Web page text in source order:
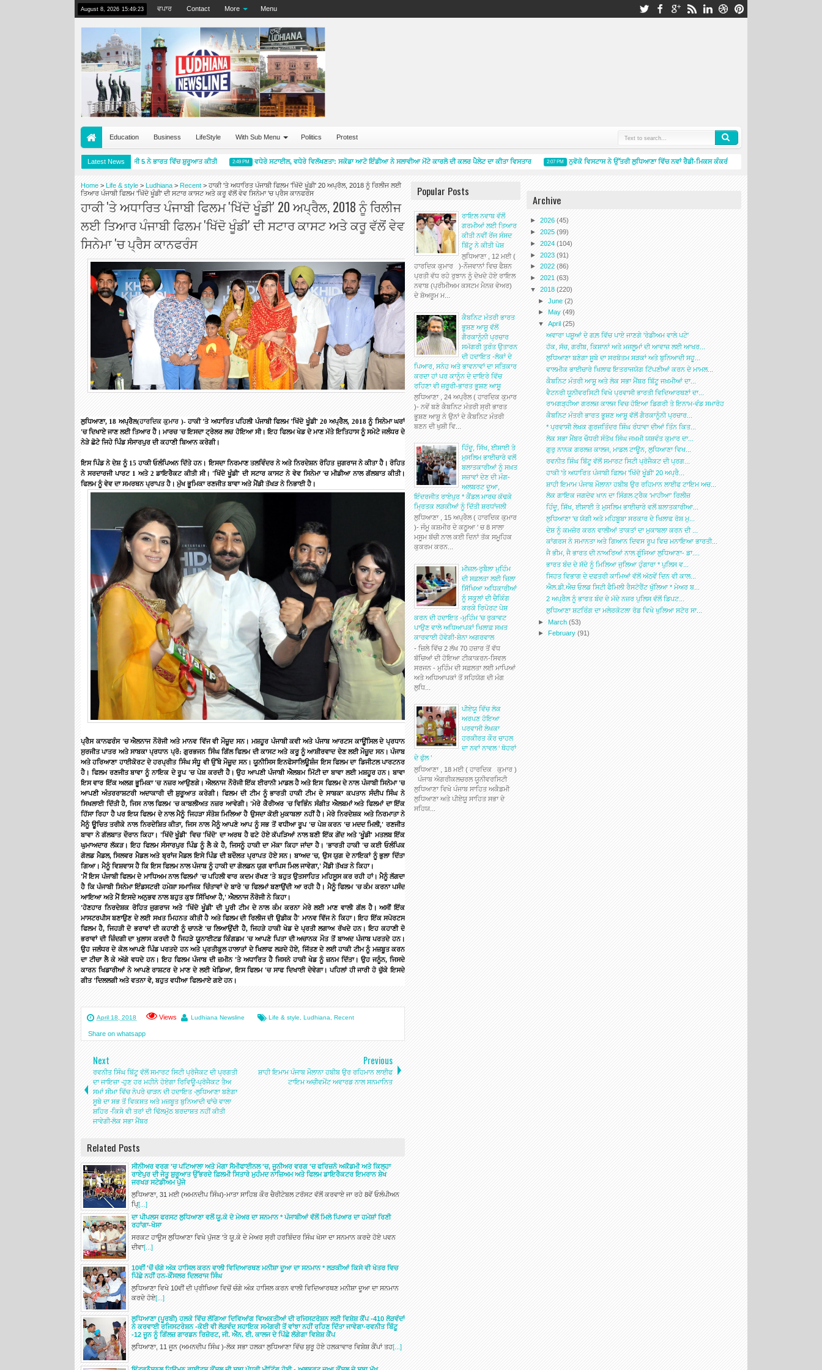
August 8, 2026 15:49:24 ਵਪਾਰ Contact More Menu
Education Business LifeStyle With Sub Menu Politics Protest
Latest News
ਮਿਸ਼ੇਲਿਨ ਪ੍ਰਾਈਮੈਸੀ 5 ਨੇ ਭਾਰਤ ਵਿੱਚ ਸ਼ੁਰੂਆਤ ਕੀਤੀ 2:49 PM ਵਧੇਰੇ ਸਟਾਈਲ, ਵਧੇਰੇ ਵਿਲੱਖਣਤਾ: ਸਕੋਡਾ ਆਟੋ ਇੰਡੀਆ ਨੇ ਸਲਾਵੀਆ ਮੋਂਟੇ ਕਾਰਲੋ ਦੀ ਕਲਰ ਪੈਲੇਟ ਦਾ ਕੀਤਾ ਵਿਸਤਾਰ 2:07 PM ਨੁਵੋਕੋ ਵਿਸਟਾਸ ਨੇ ਉੱਤਰੀ ਲੁਧਿਆਣਾ ਵਿੱਚ ਨਵਾਂ ਰੈਡੀ-ਮਿਕਸ ਕੰਕਰੀਟ ਪਲਾਂਟ ਸ਼ੁਰੂ ਕਰਕੇ ਲੁਧਿਆਣਾ ਵਿੱਚ
Home > Life & style > Ludhiana > Recent >ਹਾਕੀ 'ਤੇ ਅਧਾਰਿਤ ਪੰਜਾਬੀ ਫਿਲਮ 'ਖਿੱਦੋ ਖੂੰਡੀ' 20 ਅਪ੍ਰੈਲ, 2018 ਨੂੰ ਰਿਲੀਜ ਲਈ
ਤਿਆਰ ਪੰਜਾਬੀ ਫਿਲਮ 'ਖਿੱਦੋ ਖੂੰਡੀ' ਦੀ ਸਟਾਰ ਕਾਸਟ ਅਤੇ ਕਰੂ ਵੱਲੋਂ ਵੇਵ ਸਿਨੇਮਾ 'ਚ ਪ੍ਰੈਸ ਕਾਨਫਰੰਸ
ਹਾਕੀ 'ਤੇ ਅਧਾਰਿਤ ਪੰਜਾਬੀ ਫਿਲਮ 'ਖਿੱਦੋ ਖੂੰਡੀ' 20 ਅਪ੍ਰੈਲ, 2018 ਨੂੰ ਰਿਲੀਜ
ਲਈ ਤਿਆਰ ਪੰਜਾਬੀ ਫਿਲਮ 'ਖਿੱਦੋ ਖੂੰਡੀ' ਦੀ ਸਟਾਰ ਕਾਸਟ ਅਤੇ ਕਰੂ ਵੱਲੋਂ ਵੇਵ
ਸਿਨੇਮਾ 'ਚ ਪ੍ਰੈਸ ਕਾਨਫਰੰਸ
ਲੁਧਿਆਣਾ, 18 ਅਪ੍ਰੈਲ(ਹਾਰਦਿਕ ਕੁਮਾਰ )-ਹਾਕੀ'ਤੇ ਅਧਾਰਿਤ ਪਹਿਲੀ ਪੰਜਾਬੀ ਫਿਲਮ'ਖਿੱਦੋ ਖੂੰਡੀ' 20ਅਪ੍ਰੈਲ, 2018ਨੂੰ ਸਿਨੇਮਾ ਘਰਾਂ
'ਚ ਦਿਖਾਏ ਜਾਣ ਲਈ ਤਿਆਰ ਹੈ। ਮਾਰਚ'ਚ ਇਸਦਾ ਟ੍ਰੇਲਰ ਲਚ ਹੋਇਆ ਸੀ। ਇਹ ਫਿਲਮ ਖੇਡ ਦੇ ਮਾਣ ਮੱਤੇ ਇਤਿਹਾਸ ਨੂੰ ਸਮੇਟੇ ਜਲੰਧਰ ਦੇ
ਨੇੜੇ ਛੋਟੇ ਜਿਹੇ ਪਿੰਡ ਸੰਸਾਰਪੁਰ ਦੀ ਕਹਾਣੀ ਬਿਆਨ ਕਰੇਗੀ।
ਇਸ ਪਿੰਡ ਨੇ ਦੇਸ਼ ਨੂੰ15 ਹਾਕੀ ਓਲੰਪਿਅਨ ਦਿੱਤੇ ਹਨ। ਇਸਦਾ ਨਿਰਮਾਣ ਤਲਵਿੰਦਰ ਨੇ ਅਤੇ ਨਿਰਦੇਸ਼ਨ ਰੋਹਿਤ ਜੁਗਰਾਜ ਨੇ ਕੀਤਾ ਹੈ। ਰੋਹਿਤ
ਨੇ ਸਰਦਾਰਜੀ ਪਾਰਟ1 ਅਤੇ2ਡਾਇਰੈਕਟ ਕੀਤੀ ਸੀ। 'ਖਿੱਦੋ ਖੂੰਡੀ' ਦੀ ਸਟਾਰ ਕਾਸਟ ਨੇ ਵੇਵ ਸਿਨੇਮਾ'ਚ ਮੀਡੀਆ ਨਾਲ ਗੱਲਬਾਤ ਕੀਤੀ।
ਫਿਲਮ ਨੂੰ ਵੇਵ ਦਾ ਸਮਰਥਨ ਪ੍ਰਾਪਤ ਹੈ। ਮੁੱਖ ਭੂਮਿਕਾ ਰਣਜੀਤ ਬਾਵਾ ਅਤੇ ਮੈਂਡੀ ਤੱਖੜ ਨੇ ਨਿਭਾਈ ਹੈ।
ਪ੍ਰੈਸ ਕਾਨਫਰੰਸ'ਚ ਐਲਨਾਜ ਨੌਰੋਜੀ ਅਤੇ ਮਾਨਵ ਵਿੱਜ ਵੀ ਮੌਜ਼ੂਦ ਸਨ। ਮਸ਼ਹੂਰ ਪੰਜਾਬੀ ਕਵੀ ਅਤੇ ਪੰਜਾਬ ਆਰਟਸ ਕਾਊਂਸਿਲ ਦੇ ਪ੍ਰਧਾਨ
ਸੁਰਜੀਤ ਪਾਤਰ ਅਤੇਸਾਬਕਾ ਪ੍ਰਧਾਨ ਪ੍ਰੋ:ਗੁਰਭਜਨ ਸਿੰਘ ਗਿੱਲ ਫਿਲਮ ਦੀ ਕਾਸਟ ਅਤੇ ਕਰੂ ਨੂੰ ਆਸ਼ੀਰਵਾਦ ਦੇਣ ਲਈ ਮੌਜ਼ੂਦ ਸਨ। ਪੰਜਾਬ
ਅਤੇ ਹਰਿਆਣਾ ਹਾਈਕੋਰਟ ਦੇ ਹਰਪ੍ਰੀਤ ਸਿੰਘ ਸੰਧੂ ਵੀ ਉੱਥੇ ਮੌਜ਼ੂਦ ਸਨ। ਯੂਨੀਸਿਸ ਇਨਫੋਸਾਲਿਊਸ਼ੰਜ ਇਸ ਫਿਲਮ ਦਾ ਡਿਜੀਟਲ ਪਾਰਟਨਰ
ਹੈ। ਫਿਲਮ ਰਣਜੀਤ ਬਾਵਾ ਨੂੰ ਨਾਇਕ ਦੇ ਰੂਪ'ਚ ਪੇਸ਼ ਕਰਦੀ ਹੈ। ਉਹ ਆਪਣੀ ਪੰਜਾਬੀ ਐਲਬਮ ਮਿੱਟੀ ਦਾ ਬਾਵਾ ਲਈ ਮਸ਼ਹੂਰ ਹਨ। ਬਾਵਾ
ਇਸ ਵਾਰ ਇੱਕ ਅਲਗ ਭੂਮਿਕਾ'ਚ ਨਜ਼ਰ ਆਉਣਗੇ। ਐਲਨਾਜ ਨੌਰੋਜੀ ਇੱਕ ਈਰਾਨੀ ਮਾਡਲ ਹੈ ਅਤੇ ਇਸ ਫਿਲਮ ਦੇ ਨਾਲ ਪੰਜਾਬੀ ਸਿਨੇਮਾ'ਚ
ਆਪਣੀ ਅੰਤਰਰਾਸ਼ਟਰੀ ਅਦਾਕਾਰੀ ਦੀ ਸ਼ੁਰੂਆਤ ਕਰੇਗੀ। ਫਿਲਮ ਦੀ ਟੀਮ ਨੂੰ ਭਾਰਤੀ ਹਾਕੀ ਟੀਮ ਦੇ ਸਾਬਕਾ ਕਪਤਾਨ ਸੰਦੀਪ ਸਿੰਘ ਨੇ
ਸਿਖਲਾਈ ਦਿੱਤੀ ਹੈ, ਜਿਸ ਨਾਲ ਫਿਲਮ'ਚ ਕਾਬਲੀਅਤ ਨਜ਼ਰ ਆਵੇਗੀ। 'ਮੇਰੇ ਕੈਰੀਅਰ'ਚ ਵਿਭਿੰਨ ਸੰਗੀਤ ਐਲਬਮਾਂ ਅਤੇ ਫਿਲਮਾਂ ਦਾ ਇੱਕ
ਹਿੱਸਾ ਰਿਹਾ ਹੈ ਪਰ ਇਯ ਫਿਲਮ ਦੇ ਨਾਲ ਮੈਨੂੰ ਜਿਹੜਾ ਸੰਤੋਸ਼ ਮਿਲਿਆ ਹੈ ਉਸਦਾ ਕੋਈ ਮੁਕਾਬਲਾ ਨਹੀਂ ਹੈ। ਮੇਰੇ ਨਿਰਦੇਸ਼ਕ ਅਤੇ ਨਿਰਮਾਤਾ ਨੇ
ਮੈਨੂੰ ਊਚਿਤ ਤਰੀਕੇ ਨਾਲ ਨਿਰਦੇਸ਼ਿਤ ਕੀਤਾ,ਜਿਸ ਨਾਲ ਮੈਨੂੰ ਆਪਣੇ ਆਪ ਨੂੰ ਸਭ ਤੋਂ ਵਧੀਆ ਰੂਪ'ਚ ਪੇਸ਼ ਕਰਨ'ਚ ਮਦਦ ਮਿਲੀ,'ਰਣਜੀਤ
ਬਾਵਾ ਨੇ ਗੱਲਬਾਤ ਦੌਰਾਨ ਕਿਹਾ। 'ਖਿੱਦੋ ਖੂੰਡੀ' ਵਿਚ'ਖਿੱਦੋ' ਦਾ ਅਰਥ ਹੈ ਫਟੇ ਹੋਏ ਕੱਪੜਿਆਂ ਨਾਲ ਬਣੀ ਇੱਕ ਗੇਂਦ ਅਤੇ'ਖੂੰਡੀ' ਮਤਲਬ ਇੱਕ
ਘੁਮਾਅਦਾਰ ਲੱਕੜ। ਇਹ ਫਿਲਮ ਸੰਸਾਰਪੁਰ ਪਿੰਡ ਨੂੰ ਲੈ ਕੇ ਹੈ, ਜਿਸਨੂੰ ਹਾਕੀ ਦਾ ਮੱਕਾ ਕਿਹਾ ਜਾਂਦਾ ਹੈ। 'ਭਾਰਤੀ ਹਾਕੀ'ਚ ਕਈ ਓਲੰਪਿਕ
ਗੋਲਡ ਮੈਡਲ,ਸਿਲਵਰ ਮੈਡਲ ਅਤੇ ਬ੍ਰਾਂਜ ਮੈਡਲ ਇਸੇ ਪਿੰਡ ਦੀ ਬਦੌਲਤ ਪ੍ਰਾਪਤ ਹੋਏ ਸਨ। ਬਾਅਦ'ਚ, ਉਸ ਯੁਗ ਦੇ ਨਾਇਕਾਂ ਨੂੰ ਭੁਲਾ ਦਿੱਤਾ
ਗਿਆ। ਮੈਨੂੰ ਵਿਸ਼ਵਾਸ ਹੈ ਕਿ ਇਸ ਫਿਲਮ ਨਾਲ ਪੰਜਾਬ ਨੂੰ ਹਾਕੀ ਦਾ ਗੋਲਡਨ ਯੁਗ ਵਾਪਿਸ ਮਿਲ ਜਾਵੇਗਾ,' ਮੈਂਡੀ ਤੱਖੜ ਨੇ ਕਿਹਾ।
'ਮੈਂ ਇਸ ਪੰਜਾਬੀ ਫਿਲਮ ਦੇ ਮਾਧਿਅਮ ਨਾਲ ਫਿਲਮਾਂ'ਚ ਪਹਿਲੀ ਵਾਰ ਕਦਮ ਰੱਖਣ'ਤੇ ਬਹੁਤ ਉਤਸਾਹਿਤ ਮਹਿਸੂਸ ਕਰ ਰਹੀ ਹਾਂ। ਮੈਨੂੰ ਲੱਗਦਾ
ਹੈ ਕਿ ਪੰਜਾਬੀ ਸਿਨੇਮਾ ਇੰਡਸਟਰੀ ਹਮੇਸ਼ਾ ਸਮਾਜਿਕ ਚਿੰਤਾਵਾਂ ਦੇ ਬਾਰੇ'ਚ ਫਿਲਮਾਂ ਬਣਾਉਂਦੀ ਆ ਰਹੀ ਹੈ। ਮੈਨੂੰ ਫਿਲਮ'ਚ ਕੰਮ ਕਰਨਾ ਪਸੰਦ
ਆਇਆ ਅਤੇ ਮੈਂ ਇਸਦੇ ਅਨੁਭਵ ਨਾਲ ਬਹੁਤ ਕੁਝ ਸਿੱਖਿਆ ਹੈ,' ਐਲਨਾਜ ਨੌਰੋਜੀ ਨੇ ਕਿਹਾ।
'ਹੋਣਹਾਰ ਨਿਰਦੇਸ਼ਕ ਰੋਹਿਤ ਜੁਗਰਾਜ ਅਤੇ'ਖਿੱਦੋ ਖੂੰਡੀ'ਦੀ ਪੂਰੀ ਟੀਮ ਦੇ ਨਾਲ ਕੰਮ ਕਰਨਾ ਮੇਰੇ ਲਈ ਮਾਣ ਵਾਲੀ ਗੱਲ ਹੈ। ਅਸੀਂ ਇੱਕ
ਮਾਸਟਰਪੀਸ ਬਣਾਉਣ ਦੇ ਲਈ ਸਖਤ ਮਿਹਨਤ ਕੀਤੀ ਹੈ ਅਤੇ ਫਿਲਮ ਦੀ ਰਿਲੀਜ ਦੀ ਉਡੀਕ ਹੈ' ਮਾਨਵ ਵਿੱਜ ਨੇ ਕਿਹਾ। ਇਹ ਇੱਕ ਸਪੋਰਟਸ
ਫਿਲਮ ਹੈ,ਜਿਹੜੀ ਦੋ ਭਰਾਵਾਂ ਦੀ ਕਹਾਣੀ ਨੂੰ ਚਾਨਣੇ'ਚ ਲਿਆਉਂਦੀ ਹੈ, ਜਿਹੜੇ ਹਾਕੀ ਖੇਡ ਦੇ ਪ੍ਰਤੀ ਲਗਾਅ ਰੱਖਦੇ ਹਨ। ਇਹ ਕਹਾਣੀ ਦੋ
ਭਰਾਵਾਂ ਦੀ ਜ਼ਿੰਦਗੀ ਦਾ ਖੁਲਾਸ ਕਰਦੀ ਹੈ ਜਿਹੜੇ ਯੂਨਾਈਟਡ ਕਿੰਗਡਮ'ਚ ਆਪਣੇ ਪਿਤਾ ਦੀ ਅਚਾਨਕ ਮੌਤ ਤੋਂ ਬਾਅਦ ਪੰਜਾਬ ਪਰਤਦੇ ਹਨ।
ਉਹ ਜਲੰਧਰ ਦੇ ਕੋਲ ਆਪਣੇ ਪਿੰਡ ਪਰਤਦੇ ਹਨ ਅਤੇ ਪ੍ਰਤੀਕੂਲ ਹਾਲਾਤਾਂ ਦੇ ਖਿਲਾਫ ਲੜਦੇ ਹੋਏ, ਜਿੱਤਣ ਦੇ ਲਈ ਹਾਕੀ ਟੀਮ ਨੂੰ ਮਜ਼ਬੂਤ ਕਰਨ
ਦਾ ਟੀਚਾ ਲੈ ਕੇ ਅੱਗੇ ਵਧਦੇ ਹਨ। ਇਹ ਫਿਲਮ ਪੰਜਾਬ ਦੀ ਜ਼ਮੀਨ'ਤੇ ਅਧਾਰਿਤ ਹੈ ਜਿਸਨੇ ਹਾਕੀ ਖੇਡ ਨੂੰ ਜ਼ਨਮ ਦਿੱਤਾ। ਉਹ ਜਨੂੰਨ, ਜਿਸਦੇ
ਕਾਰਨ ਖਿਡਾਰੀਆਂ ਨੇ ਆਪਣੇ ਰਾਸ਼ਟਰ ਦੇ ਮਾਣ ਦੇ ਲਈ ਖੇਡਿਆ,ਇਸ ਫਿਲਮ'ਚ ਸਾਫ ਦਿਖਾਈ ਦੇਵੇਗਾ। ਪਹਿਲਾਂ ਹੀ ਜਾਰੀ ਹੋ ਚੁੱਕੇ ਇਸਦੇ
ਗੀਤ'ਦਿਲਲਗੀ ਅਤੇ ਵਤਨਾ ਵੇ, ਬਹੁਤ ਵਧੀਆ ਫਿਲਮਾਏ ਗਏ ਹਨ।
April 18, 2018 Views Ludhiana Newsline Life & style Ludhiana Recent
Share on whatsapp
Next
ਰਵਨੀਤ ਸਿੰਘ ਬਿੱਟੂ ਵੱਲੋਂ ਸਮਾਰਟ ਸਿਟੀ ਪ੍ਰੋਜੈਕਟ ਦੀ ਪ੍ਰਗਤੀ
ਦਾ ਜਾਇਜ਼ਾ -ਹੁਣ ਹਰ ਮਹੀਨੇ ਹੋਏਗਾ ਰਿਵਿਊ-ਪ੍ਰੋਜੈਕਟ ਤੈਅ
ਸਮਾਂ ਸੀਮਾ ਵਿੱਚ ਨੇਪਰੇ ਚਾੜਨ ਦੀ ਹਦਾਇਤ -ਲੁਧਿਆਣਾ ਬਣੇਗਾ
ਸੂਬੇ ਦਾ ਸਭ ਤੋਂ ਵਿਕਸਤ ਅਤੇ ਮਜ਼ਬੂਤ ਬੁਨਿਆਦੀ ਢਾਂਚੇ ਵਾਲਾ
ਸ਼ਹਿਰ -ਕਿਸੇ ਵੀ ਤਰਾਂ ਦੀ ਢਿੱਲਮੁੱਠ ਬਰਦਾਸ਼ਤ ਨਹੀਂ ਕੀਤੀ
ਜਾਵੇਗੀ-ਲੋਕ ਸਭਾ ਮੈਂਬਰ
Previous
ਸ਼ਾਹੀ ਇਮਾਮ ਪੰਜਾਬ ਮੌਲਾਨਾ ਹਬੀਬ ਉਰ ਰਹਿਮਾਨ ਲਾਈਫ
ਟਾਇਮ ਅਚੀਵਮੇਂਟ ਅਵਾਰਡ ਨਾਲ ਸਨਮਾਨਿਤ
Related Posts
ਸੀਨੀਅਰ ਵਰਗ 'ਚ ਪਟਿਆਲਾ ਅਤੇ ਮੋਗਾ ਸੈਮੀਫਾਈਨਲ 'ਚ, ਜੂਨੀਅਰ ਵਰਗ 'ਚ ਫਰਿਜ਼ਨੋ ਅਕੈਡਮੀ ਅਤੇ ਕਿਲ੍ਹਾ
ਰਾਏਪੁਰ ਦੀ ਜੇਤੂ ਸ਼ੁਰੂਆਤ ਉੱਭਰਦੇ ਫ਼ਿਲਮੀ ਸਿਤਾਰੇ ਮੁਹੰਮਦ ਨਾਜ਼ਿਅਮ ਅਤੇ ਫਿਲਮ ਡਾਇਰੈਕਟਰ ਇਮਰਾਨ ਸ਼ੇਖ
ਜਰਖੜ ਸਟੇਡੀਅਮ ਪੁੱਜੇ
ਲੁਧਿਆਣਾ, 31 ਮਈ (ਅਮਨਦੀਪ ਸਿੰਘ)-ਮਾਤਾ ਸਾਹਿਬ ਕੌਰ ਚੈਰੀਟੇਬਲ ਟਰੱਸਟ ਵੱਲੋਂ ਕਰਵਾਏ ਜਾ ਰਹੇ 8ਵੇਂ ਓਲੰਪੀਅਨ
ਪਿ੍[...]
ਦਾ ਪੀਪਲਸ ਫਰਸਟ ਲੁਧਿਆਣਾ ਵਲੋਂ ਯੂ.ਕੇ ਦੇ ਮੇਅਰ ਦਾ ਸਨਮਾਨ * ਪੰਜਾਬੀਆਂ ਵੱਲੋਂ ਮਿਲੇ ਪਿਆਰ ਦਾ ਹਮੇਸ਼ਾਂ ਰਿਣੀ
ਰਹਾਂਗਾ-ਖੋਸਾ
ਸਰਕਟ ਹਾਊਸ ਲੁਧਿਆਣਾ ਵਿਖੇ ਪੁੱਜਣ 'ਤੇ ਯੂ.ਕੇ ਦੇ ਮੇਅਰ ਸ੍ਰੀ ਹਰਬਿੰਦਰ ਸਿੰਘ ਖੋਸਾ ਦਾ ਸਨਮਾਨ ਕਰਦੇ ਹੋਏ ਪਵਨ
ਦੀਵਾ[...]
10ਵੀਂ 'ਚੋਂ ਚੰਗੇ ਅੰਕ ਹਾਸਿਲ ਕਰਨ ਵਾਲੀ ਵਿਦਿਆਰਥਣ ਮਨੀਸ਼ਾ ਦੂਆ ਦਾ ਸਨਮਾਨ * ਲੜਕੀਆਂ ਕਿਸੇ ਵੀ ਖੇਤਰ ਵਿਚ
ਪਿੱਛੇ ਨਹੀਂ ਹਨ-ਕੌਂਸਲਰ ਦਿਲਰਾਜ ਸਿੰਘ
ਲੁਧਿਆਣਾ ਵਿਖੇ 10ਵੀਂ ਦੀ ਪ੍ਰੀਖਿਆ ਵਿਚੋਂ ਚੰਗੇ ਅੰਕ ਹਾਸਿਲ ਕਰਨ ਵਾਲੀ ਵਿਦਿਆਰਥਣ ਮਨੀਸ਼ਾ ਦੂਆ ਦਾ ਸਨਮਾਨ
ਕਰਦੇ ਹੋਏ[...]
ਲੁਧਿਆਣਾ (ਪੂਰਬੀ) ਹਲਕੇ ਵਿੱਚ ਲੱਗਿਆ ਦਿਵਿਆਂਗ ਵਿਅਕਤੀਆਂ ਦੀ ਰਜਿਸਟਰੇਸ਼ਨ ਲਈ ਵਿਸ਼ੇਸ਼ ਕੈਂਪ -410 ਲੋੜਵੰਦਾਂ
ਨੇ ਕਰਵਾਈ ਰਜਿਸਟਰੇਸ਼ਨ -ਕੋਈ ਵੀ ਲੋੜਵੰਦ ਸਹਾਇਕ ਸਮੱਗਰੀ ਤੋਂ ਵਾਂਝਾ ਨਹੀਂ ਰਹਿਣ ਦਿੱਤਾ ਜਾਵੇਗਾ-ਰਵਨੀਤ ਬਿੱਟੂ
-12 ਜੂਨ ਨੂੰ ਗਿੱਲਜ਼ ਗਾਰਡਨ ਰਿਜ਼ੋਰਟ, ਜੀ. ਐੱਨ. ਈ. ਕਾਲਜ ਦੇ ਪਿੱਛੇ ਲੱਗੇਗਾ ਵਿਸ਼ੇਸ਼ ਕੈਂਪ
ਲੁਧਿਆਣਾ, 11 ਜੂਨ (ਅਮਨਦੀਪ ਸਿੰਘ )-ਲੋਕ ਸਭਾ ਹਲਕਾ ਲੁਧਿਆਣਾ ਵਿੱਚ ਸ਼ੁਰੂ ਹੋਏ ਹਲਕਾਵਾਰ ਵਿਸ਼ੇਸ਼ ਕੈਂਪਾਂ ਤਹ[...]
Archive
► 2026 (45)
► 2025 (99)
► 2024 (104)
► 2023 (91)
► 2022 (86)
► 2021 (63)
▼ 2018 (220)
►June(2)
► May(49)
▼April(25)
ਅਵਾਰਾ ਪਸ਼ੂਆਂ ਦੇ ਗਲ਼ ਵਿੱਚ ਪਾਏ ਜਾਣਗੇ 'ਰੇਡੀਅਮ ਵਾਲੇ ਪਟੇ'
ਹੱਕ, ਸੱਚ, ਗਰੀਬ, ਕਿਸਾਨਾਂ ਅਤੇ ਮਜਲੂਮਾਂ ਦੀ ਆਵਾਜ਼ ਲਈ ਆਖਰ...
ਲੁਧਿਆਣਾ ਬਣੇਗਾ ਸੂਬੇ ਦਾ ਸਰਬੋਤਮ ਸੜਕਾਂ ਅਤੇ ਬੁਨਿਆਦੀ ਸਹੂ...
ਵਾਲਮੀਕ ਭਾਈਚਾਰੇ ਖਿਲਾਫ ਇਤਰਾਜਯੋਗ ਟਿੱਪਣੀਆਂ ਕਰਨ ਦੇ ਮਾਮਲ...
ਕੈਬਨਿਟ ਮੰਤਰੀ ਆਸ਼ੂ ਅਤੇ ਲੋਕ ਸਭਾ ਮੈਂਬਰ ਬਿੱਟੂ ਜਖ਼ਮੀਆਂ ਦਾ...
ਵੈਟਨਰੀ ਯੂਨੀਵਰਸਿਟੀ ਵਿਖੇ ਪ੍ਰਵਾਸੀ ਭਾਰਤੀ ਵਿਦਿਆਰਥਣਾਂ ਦਾ...
ਰਾਮਗੜ੍ਹੀਆ ਗਰਲਜ਼ ਕਾਲਜ ਵਿਚ ਹੋਇਆ ਡਿਗਰੀ ਤੇ ਇਨਾਮ-ਵੰਡ ਸਮਾਰੋਹ
ਕੈਬਨਿਟ ਮੰਤਰੀ ਭਾਰਤ ਭੂਸ਼ਣ ਆਸ਼ੂ ਵੱਲੋਂ ਗੈਰਕਾਨੂੰਨੀ ਪ੍ਰਚਾਰ...
* ਪ੍ਰਵਾਸੀ ਲੇਖਕ ਗੁਰਜਤਿੰਦਰ ਸਿੰਘ ਰੰਧਾਵਾ ਦੀਆਂ ਤਿੰਨ ਕਿਤ...
ਲੋਕ ਸਭਾ ਮੈਂਬਰ ਚੌਧਰੀ ਸੰਤੋਖ ਸਿੰਘ ਜਖ਼ਮੀ ਯਸ਼ਵੰਤ ਕੁਮਾਰ ਦਾ...
ਗੁਰੁ ਨਾਨਕ ਗਰਲਜ਼ ਕਾਲਜ, ਮਾਡਲ ਟਾਊਨ, ਲੁਧਿਆਣਾ ਵਿਖ...
ਰਵਨੀਤ ਸਿੰਘ ਬਿੱਟੂ ਵੱਲੋਂ ਸਮਾਰਟ ਸਿਟੀ ਪ੍ਰੋਜੈਕਟ ਦੀ ਪ੍ਰਗ...
ਹਾਕੀ 'ਤੇ ਅਧਾਰਿਤ ਪੰਜਾਬੀ ਫਿਲਮ 'ਖਿੱਦੋ ਖੂੰਡੀ' 20 ਅਪ੍ਰੈ...
ਸ਼ਾਹੀ ਇਮਾਮ ਪੰਜਾਬ ਮੌਲਾਨਾ ਹਬੀਬ ਉਰ ਰਹਿਮਾਨ ਲਾਈਫ ਟਾਇਮ ਅਚ...
ਲੋਕ ਗਾਇਕ ਜਗਦੇਵ ਖਾਨ ਦਾ ਸਿੰਗਲ ਟ੍ਰੈਕ 'ਮਾਹੀਆ' ਰਿਲੀਜ਼
ਹਿੰਦੂ, ਸਿੱਖ, ਈਸਾਈ ਤੇ ਮੁਸਲਿਮ ਭਾਈਚਾਰੇ ਵਲੋਂ ਬਲਾਤਕਾਰੀਆ...
ਲੁਧਿਆਣਾ 'ਚ ਯੋਗੀ ਅਤੇ ਮਹਿਬੂਬਾ ਸਰਕਾਰ ਦੇ ਖਿਲਾਫ ਰੋਸ਼ ਮੁ...
ਦੇਸ਼ ਨੂੰ ਕਮਜ਼ੋਰ ਕਰਨ ਵਾਲੀਆਂ ਤਾਕਤਾਂ ਦਾ ਮੁਕਾਬਲਾ ਕਰਨ ਦੀ ...
ਕਾਂਗਰਸ ਨੇ ਸਮਾਨਤਾ ਅਤੇ ਗਿਆਨ ਦਿਵਸ ਰੂਪ ਵਿਚ ਮਨਾਇਆ ਭਾਰਤੀ...
ਜੈ ਭੀਮ, ਜੈ ਭਾਰਤ ਦੀ ਨਾਅਰਿਆਂ ਨਾਲ ਗੂੰਜਿਆ ਲੁਧਿਆਣਾ- ਡਾ....
ਭਾਰਤ ਬੰਦ ਦੇ ਸੱਦੇ ਨੂੰ ਮਿਲਿਆ ਜੁਲਿਆ ਹੁੰਗਾਰਾ * ਪੁਲਿਸ ਵ...
ਸਿਹਤ ਵਿਭਾਗ ਦੇ ਦਫਤਰੀ ਕਾਮਿਆਂ ਵੱਲੋਂ ਅੱਠਵੇਂ ਦਿਨ ਵੀ ਕਾਲ...
ਐਲ.ਡੀ.ਐਚ ਓਲਡ ਸਿਟੀ ਫੈਮਿਲੀ ਰੈਸਟੋਰੈਂਟ ਖੁੱਲਿਆ * ਮੇਅਰ ਬ...
2 ਅਪ੍ਰੈਲ ਨੂੰ ਭਾਰਤ ਬੰਦ ਦੇ ਮੱਦੇ ਨਜ਼ਰ ਪੁਲਿਸ ਵੱਲੋਂ ਡਿਪਟ...
ਲੁਧਿਆਣਾ ਸ਼ਟਰਿੰਗ ਦਾ ਮਲੇਰਕੋਟਲਾ ਰੋਡ ਵਿਖੇ ਖੁਲਿਆ ਸਟੋਰ ਸਾ...
►March(53)
►
February(91)
Popular Posts
ਰਾਇਲ ਨਵਾਬ ਵੱਲੋਂ
ਗਰਮੀਆਂ ਲਈ ਤਿਆਰ
ਕੀਤੀ ਨਵੀਂ ਰੇਂਜ ਸੰਸਦ
ਬਿੱਟੂ ਨੇ ਕੀਤੀ ਪੇਸ਼
ਲੁਧਿਆਣਾ , 12 ਮਈ (
ਹਾਰਦਿਕ ਕੁਮਾਰ )-ਨੌਜਵਾਨਾਂ ਵਿਚ ਫੈਸ਼ਨ
ਪ੍ਰਤੀ ਵੱਧ ਰਹੇ ਰੁਝਾਨ ਨੂੰ ਦੇਖਦੇ ਹੋਏ ਰਾਇਲ
ਨਵਾਬ (ਪ੍ਰੀਮੀਅਮ ਕਸਟਮ ਮੈਨਜ਼ ਵੇਅਰ)
ਦੇ ਸ਼ੋਅਰੂਮ ਮ...
ਕੈਬਨਿਟ ਮੰਤਰੀ ਭਾਰਤ
ਭੂਸ਼ਣ ਆਸ਼ੂ ਵੱਲੋਂ
ਗੈਰਕਾਨੂੰਨੀ ਪ੍ਰਚਾਰ
ਸਮੱਗਰੀ ਤੁਰੰਤ ਉਤਾਰਨ
ਦੀ ਹਦਾਇਤ -ਲੋਕਾਂ ਦੇ
ਪਿਆਰ, ਸਨੇਹ ਅਤੇ ਭਾਵਨਾਵਾਂ ਦਾ ਸਤਿਕਾਰ
ਕਰਦਾ ਹਾਂ ਪਰ ਕਾਨੂੰਨ ਦੇ ਦਾਇਰੇ ਵਿੱਚ
ਰਹਿਣਾ ਵੀ ਜ਼ਰੂਰੀ-ਭਾਰਤ ਭੂਸ਼ਣ ਆਸ਼ੂ
ਲੁਧਿਆਣਾ , 24 ਅਪ੍ਰੈਲ ( ਹਾਰਦਿਕ ਕੁਮਾਰ
)- ਨਵੇਂ ਬਣੇ ਕੈਬਨਿਟ ਮੰਤਰੀ ਸ੍ਰੀ ਭਾਰਤ
ਭੂਸ਼ਣ ਆਸ਼ੂ ਨੇ ਉਨਾਂ ਦੇ ਕੈਬਨਿਟ ਮੰਤਰੀ
ਬਣਨ ਦੀ ਖੁਸ਼ੀ ਵਿ...
ਹਿੰਦੂ, ਸਿੱਖ, ਈਸਾਈ ਤੇ
ਮੁਸਲਿਮ ਭਾਈਚਾਰੇ ਵਲੋਂ
ਬਲਾਤਕਾਰੀਆਂ ਨੂੰ ਸਖ਼ਤ
ਸਜ਼ਾਵਾਂ ਦੇਣ ਦੀ ਮੰਗ-
ਅਲਬਰਟ ਦੂਆ,
ਇੰਦਰਜੀਤ ਰਾਏਪੁਰ * ਕੈਂਡਲ ਮਾਰਚ ਕੱਢਕੇ
ਮ੍ਰਿਤਕ ਲੜਕੀਆਂ ਨੂੰ ਦਿੱਤੀ ਸ਼ਰਧਾਂਜਲੀ
ਲੁਧਿਆਣਾ , 15 ਅਪ੍ਰੈਲ ( ਹਾਰਦਿਕ ਕੁਮਾਰ
)- ਜੰਮੂ ਕਸ਼ਮੀਰ ਦੇ ਕਠੂਆ ' ਚ 8 ਸਾਲਾ
ਮਸੂਮ ਬੱਚੀ ਨਾਲ ਕਈ ਦਿਨਾਂ ਤੱਕ ਸਮੂਹਿਕ
ਕੁਕਰਮ ਕਰਨ...
ਮੀਜ਼ਲ-ਰੁਬੈਲਾ ਮੁਹਿੰਮ
ਦੀ ਸਫ਼ਲਤਾ ਲਈ ਜ਼ਿਲਾ
ਸਿੱਖਿਆ ਅਧਿਕਾਰੀਆਂ
ਨੂੰ ਸਕੂਲਾਂ ਦੀ ਚੈਕਿੰਗ
ਕਰਕੇ ਰਿਪੋਰਟ ਪੇਸ਼
ਕਰਨ ਦੀ ਹਦਾਇਤ -ਮੁਹਿੰਮ 'ਚ ਰੁਕਾਵਟ
ਪਾਉਣ ਵਾਲੇ ਅਧਿਆਪਕਾਂ ਖਿਲਾਫ਼ ਸਖ਼ਤ
ਕਾਰਵਾਈ ਹੋਵੇਗੀ-ਸ਼ੇਨਾ ਅਗਰਵਾਲ
- ਜ਼ਿਲੇ ਵਿੱਚ 2 ਲੱਖ 70 ਹਜ਼ਾਰ ਤੋਂ ਵੱਧ
ਬੱਚਿਆਂ ਦੀ ਹੋਇਆ ਟੀਕਾਕਰਨ-ਸਿਵਲ
ਸਰਜਨ - ਮੁਹਿੰਮ ਦੀ ਸਫ਼ਲਤਾ ਲਈ ਮਾਪਿਆਂ
ਅਤੇ ਅਧਿਆਪਕਾਂ ਤੋਂ ਸਹਿਯੋਗ ਦੀ ਮੰਗ
ਲੁਧਿ...
ਪੀਏਯੂ ਵਿੱਚ ਲੋਕ
ਅਰਪਣ ਹੋਇਆ
ਪਰਵਾਸੀ ਲੇਖਕਾ
ਹਰਕੀਰਤ ਕੌਰ ਚਾਹਲ
ਦਾ ਨਵਾਂ ਨਾਵਲ ‘ ਥੋਹਰਾਂ
ਦੇ ਫੁੱਲ ’
ਲੁਧਿਆਣਾ , 18 ਮਈ ( ਹਾਰਦਿਕ ਕੁਮਾਰ )
ਪੰਜਾਬ ਐਗਰੀਕਲਚਰਲ ਯੂਨੀਵਰਸਿਟੀ
ਲੁਧਿਆਣਾ ਵਿਖੇ ਪੰਜਾਬ ਸਾਹਿਤ ਅਕੈਡਮੀ
ਲੁਧਿਆਣਾ ਅਤੇ ਪੀਏਯੂ ਸਾਹਿਤ ਸਭਾ ਦੇ
ਸਹਿਯ...